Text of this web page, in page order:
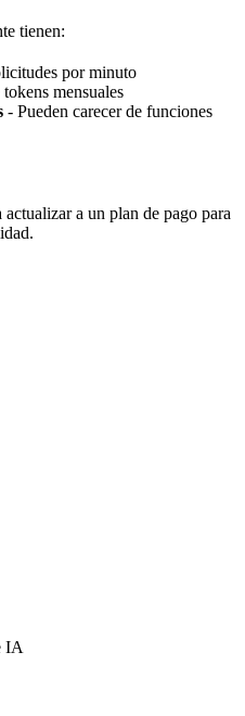
tienen:
por minuto
mensuales
- Pueden carecer de funciones
a un plan de pago para
IA